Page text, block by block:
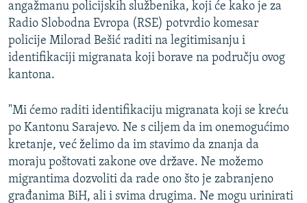
angažmanu policijskih službenika, koji će kako je za
Radio Slobodna Evropa (RSE) potvrdio komesar
policije Milorad Bešić raditi na legitimisanju i
identifikaciji migranata koji borave na području ovog
kantona.
"Mi ćemo raditi identifikaciju migranata koji se kreću
po Kantonu Sarajevo. Ne s ciljem da im onemogućimo
kretanje, već želimo da im stavimo da znanja da
moraju poštovati zakone ove države. Ne možemo
migrantima dozvoliti da rade ono što je zabranjeno
građanima BiH, ali i svima drugima. Ne mogu urinirati